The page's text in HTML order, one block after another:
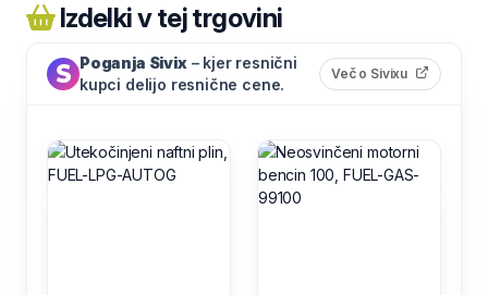
Izdelki v tej trgovini
Poganja Sivix – kjer resnični
kupci delijo resnične cene.
Več o Sivixu (odpre